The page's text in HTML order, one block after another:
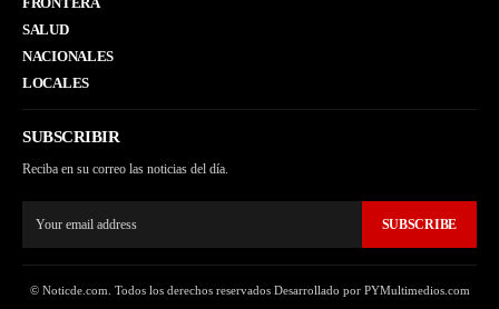
SALUD
NACIONALES
LOCALES
SUBSCRIBIR
Reciba en su correo las noticias del día.
SUBSCRIBE
© Noticde.com. Todos los derechos reservados Desarrollado por PYMultimedios.com